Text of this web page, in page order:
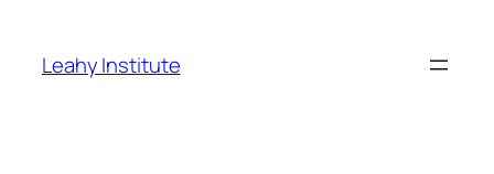
content
Leahy Institute